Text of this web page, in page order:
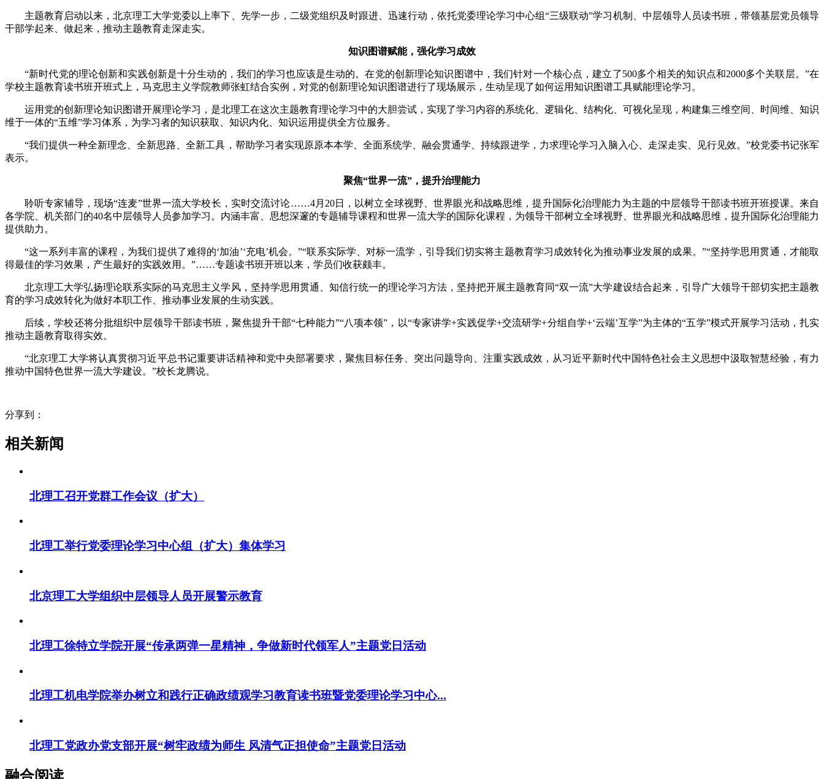
主题教育启动以来，北京理工大学党委以上率下、先学一步，二级党组织及时跟进、迅速行动，依托党委理论学习中心组“三级联动”学习机制、中层领导人员读书班，带领基层党员领导
干部学起来、做起来，推动主题教育走深走实。
知识图谱赋能，强化学习成效
“新时代党的理论创新和实践创新是十分生动的，我们的学习也应该是生动的。在党的创新理论知识图谱中，我们针对一个核心点，建立了500多个相关的知识点和2000多个关联层。”在
学校主题教育读书班开班式上，马克思主义学院教师张虹结合实例，对党的创新理论知识图谱进行了现场展示，生动呈现了如何运用知识图谱工具赋能理论学习。
运用党的创新理论知识图谱开展理论学习，是北理工在这次主题教育理论学习中的大胆尝试，实现了学习内容的系统化、逻辑化、结构化、可视化呈现，构建集三维空间、时间维、知识
维于一体的“五维”学习体系，为学习者的知识获取、知识内化、知识运用提供全方位服务。
“我们提供一种全新理念、全新思路、全新工具，帮助学习者实现原原本本学、全面系统学、融会贯通学、持续跟进学，力求理论学习入脑入心、走深走实、见行见效。”校党委书记张军
表示。
聚焦“世界一流”，提升治理能力
聆听专家辅导，现场“连麦”世界一流大学校长，实时交流讨论……4月20日，以树立全球视野、世界眼光和战略思维，提升国际化治理能力为主题的中层领导干部读书班开班授课。来自
各学院、机关部门的40名中层领导人员参加学习。内涵丰富、思想深邃的专题辅导课程和世界一流大学的国际化课程，为领导干部树立全球视野、世界眼光和战略思维，提升国际化治理能力
提供助力。
“这一系列丰富的课程，为我们提供了难得的‘加油’‘充电’机会。”“联系实际学、对标一流学，引导我们切实将主题教育学习成效转化为推动事业发展的成果。”“坚持学思用贯通，才能取
得最佳的学习效果，产生最好的实践效用。”……专题读书班开班以来，学员们收获颇丰。
北京理工大学弘扬理论联系实际的马克思主义学风，坚持学思用贯通、知信行统一的理论学习方法，坚持把开展主题教育同“双一流”大学建设结合起来，引导广大领导干部切实把主题教
育的学习成效转化为做好本职工作、推动事业发展的生动实践。
后续，学校还将分批组织中层领导干部读书班，聚焦提升干部“七种能力”“八项本领”，以“专家讲学+实践促学+交流研学+分组自学+‘云端’互学”为主体的“五学”模式开展学习活动，扎实
推动主题教育取得实效。
“北京理工大学将认真贯彻习近平总书记重要讲话精神和党中央部署要求，聚焦目标任务、突出问题导向、注重实践成效，从习近平新时代中国特色社会主义思想中汲取智慧经验，有力
推动中国特色世界一流大学建设。”校长龙腾说。
分享到：
相关新闻
北理工召开党群工作会议（扩大）
北理工举行党委理论学习中心组（扩大）集体学习
北京理工大学组织中层领导人员开展警示教育
北理工徐特立学院开展“传承两弹一星精神，争做新时代领军人”主题党日活动
北理工机电学院举办树立和践行正确政绩观学习教育读书班暨党委理论学习中心...
北理工党政办党支部开展“树牢政绩为师生 风清气正担使命”主题党日活动
融合阅读